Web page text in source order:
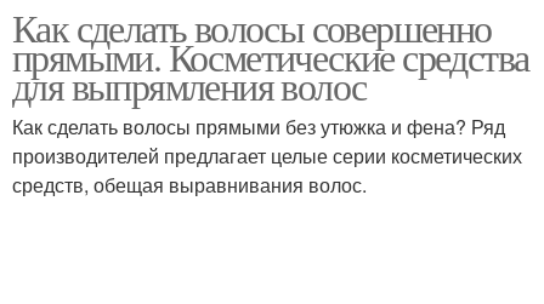
Как сделать волосы совершенно
прямыми. Косметические средства
для выпрямления волос
Как сделать волосы прямыми без утюжка и фена? Ряд
производителей предлагает целые серии косметических
средств, обещая выравнивания волос.